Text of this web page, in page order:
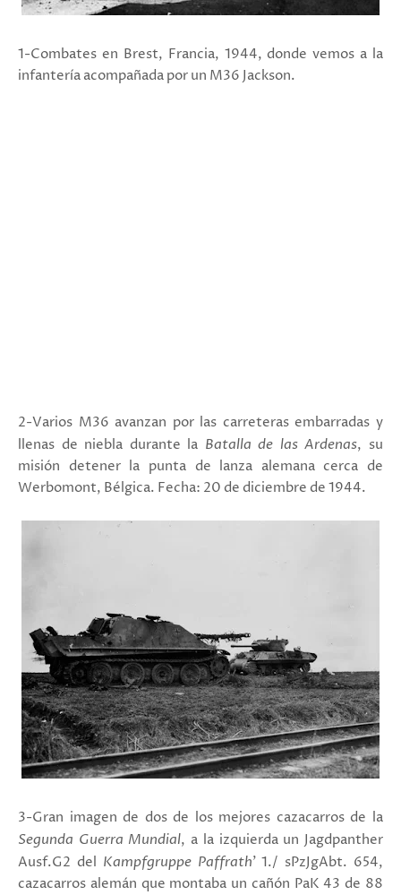
1-Combates en Brest, Francia, 1944, donde vemos a la
infantería acompañada por un M36 Jackson.
2-Varios M36 avanzan por las carreteras embarradas y
llenas de niebla durante la Batalla de las Ardenas, su
misión detener la punta de lanza alemana cerca de
Werbomont, Bélgica. Fecha: 20 de diciembre de 1944.
3-Gran imagen de dos de los mejores cazacarros de la
Segunda Guerra Mundial, a la izquierda un Jagdpanther
Ausf.G2 del Kampfgruppe Paffrath' 1./ sPzJgAbt. 654,
cazacarros alemán que montaba un cañón PaK 43 de 88